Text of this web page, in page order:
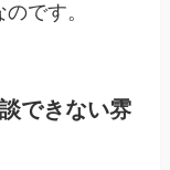
です。
できない雰